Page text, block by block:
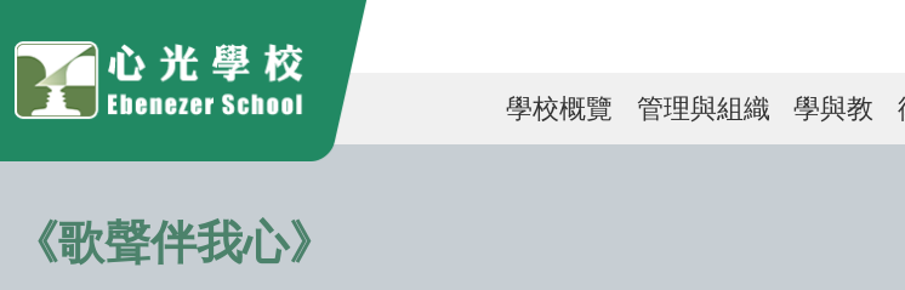
Main
navigation
學校概覽 管理與組織 學與教
《歌聲伴我心》